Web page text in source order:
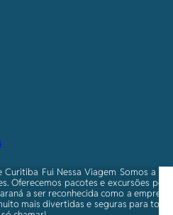
Curitiba Fui Nessa Viagem Somos a
Oferecemos pacotes e excursões
a ser reconhecida como a
mais divertidas e seguras para